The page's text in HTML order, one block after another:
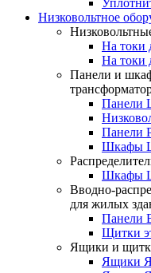
Низковольтное
На токи
На токи
Панели и
Панели
Панели
Шкафы
Шкафы
Вводно-
для жилых
Панели
Щитки
Ящики и
Ящики